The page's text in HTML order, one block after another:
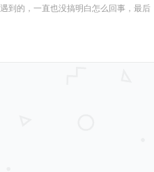
到的，一直也没搞明白怎么回事，最后